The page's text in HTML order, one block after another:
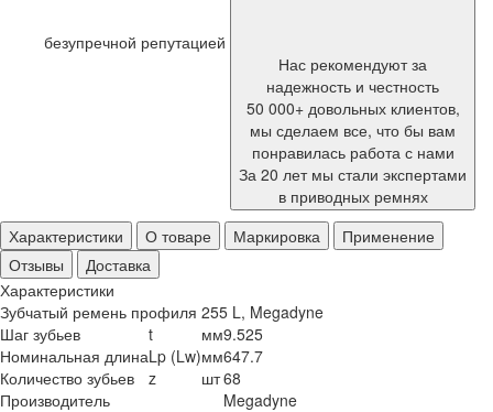
безупречной репутацией
Нас рекомендуют за
надежность и честность
50 000+ довольных клиентов,
мы сделаем все, что бы вам
понравилась работа с нами
За 20 лет мы стали экспертами
в приводных ремнях
Характеристики
О товаре Маркировка
Применение
Отзывы
Доставка
Характеристики
Зубчатый ремень профиля 255 L, Megadyne
Шаг зубьев
t мм9.525
Номинальная длинаLp (Lw)мм647.7
Количество зубьев
z шт68
Производитель
Megadyne